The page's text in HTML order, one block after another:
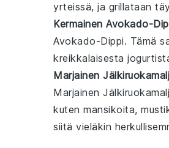
yrteissä, ja grillataan
Kermainen Avokado-
Avokado-Dippi. Tämä
kreikkalaisesta
Marjainen
Marjainen
kuten mansikoita,
siitä vieläkin